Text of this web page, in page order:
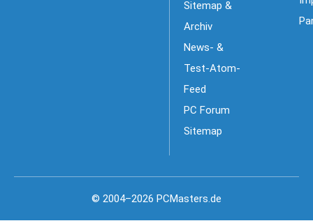
Sitemap &
Archiv
News- &
Test-Atom-
Feed
PC Forum
Sitemap
© 2004–2026 PCMasters.de